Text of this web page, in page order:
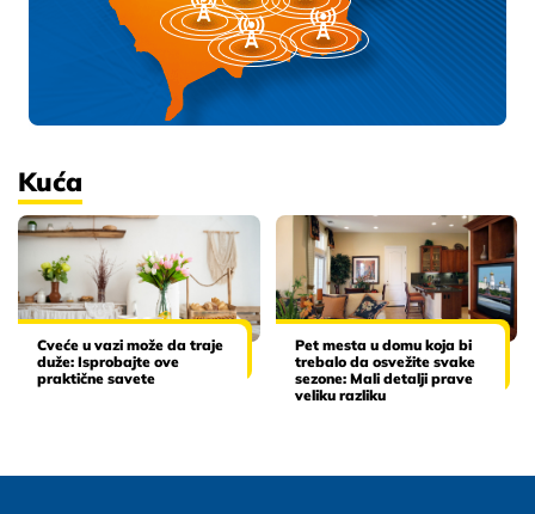
Kuća
Cveće u vazi može da traje
duže: Isprobajte ove
praktične savete
Pet mesta u domu koja bi
trebalo da osvežite svake
sezone: Mali detalji prave
veliku razliku